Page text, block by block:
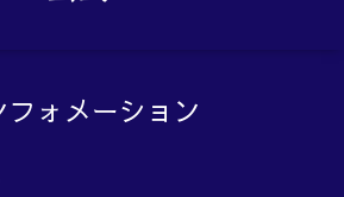
フォメーション